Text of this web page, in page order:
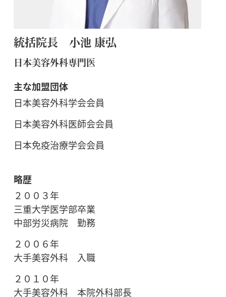
統括院長 小池 康弘
日本美容外科専門医
主な加盟団体
日本美容外科学会会員
日本美容外科医師会会員
日本免疫治療学会会員
略歴
２００３年
三重大学医学部卒業
中部労災病院 勤務
２００６年
大手美容外科 入職
２０１０年
大手美容外科 本院外科部長